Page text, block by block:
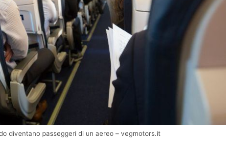
diventano passeggeri di un aereo – vegmotors.it